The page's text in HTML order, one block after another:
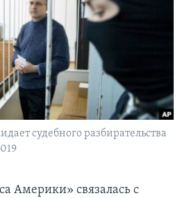
судебного разбирательства
Америки» связалась с